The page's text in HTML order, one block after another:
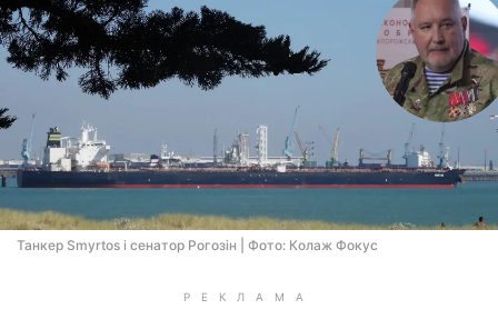
Танкер Smyrtos і сенатор Рогозін | Фото: Колаж Фокус